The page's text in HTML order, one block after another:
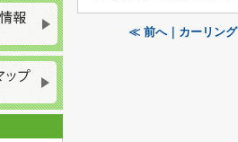
≪ 前へ｜カーリング